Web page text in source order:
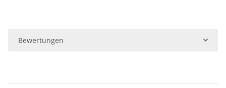
Bewertungen